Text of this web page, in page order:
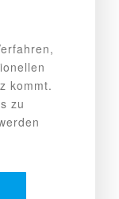
kommt.
zu